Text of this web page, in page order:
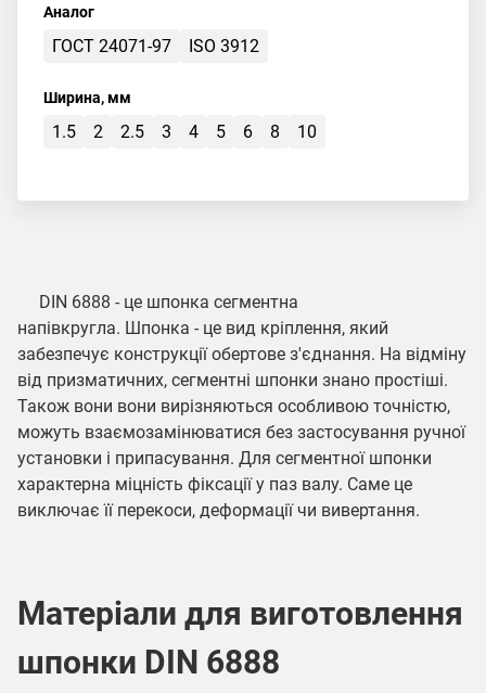
Аналог
ГОСТ 24071-97 ISO 3912
Ширина, мм
1.5 2 2.5 3 4 5 6 8 10
DIN 6888 - це шпонка сегментна
напівкругла. Шпонка - це вид кріплення, який
забезпечує конструкції обертове з'єднання. На відміну
від призматичних, сегментні шпонки знано простіші.
Також вони вони вирізняються особливою точністю,
можуть взаємозамінюватися без застосування ручної
установки і припасування. Для сегментної шпонки
характерна міцність фіксації у паз валу. Саме це
виключає її перекоси, деформації чи вивертання.
Матеріали для виготовлення
шпонки DIN 6888